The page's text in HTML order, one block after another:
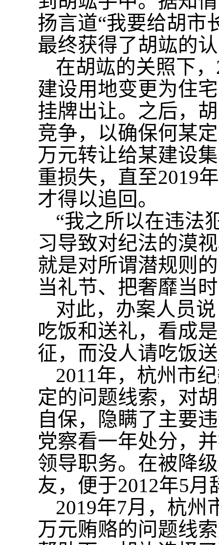
扬言道“我要给胡市
最终获得了胡竑的
在胡竑的关照下，
建设用地变更为住
挂牌出让。之后，
竞争，以确保何某
万元转让给某建设
重损失，直至2019
才得以追回。
“我之所以在违法
习导致对纪法的漠
就是对所谓潜规则
当礼节、把奢靡当
对此，办案人员
吃饭和送礼，看成
征，而没人请吃饭
2011年，杭州市
定的问题线索，对
自保，隐瞒了主要
党察看一年处分，
领导职务。在被降
友，便于2012年5月
2019年7月，杭州
万元贿赂的问题线